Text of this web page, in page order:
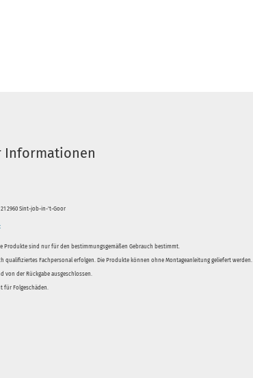
Informationen
2960 Sint-job-in-'t-Goor
Produkte sind nur für den bestimmungsgemäßen Gebrauch bestimmt.
qualifiziertes Fachpersonal erfolgen. Die Produkte können ohne Montageanleitung geliefert werden.
von der Rückgabe ausgeschlossen.
für Folgeschäden.